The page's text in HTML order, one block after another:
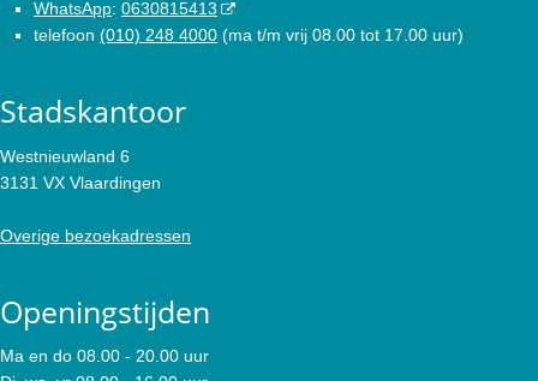
WhatsApp: 0630815413
telefoon (010) 248 4000 (ma t/m vrij 08.00 tot 17.00 uur)
Stadskantoor
Westnieuwland 6
3131 VX Vlaardingen
Overige bezoekadressen
Openingstijden
Ma en do 08.00 - 20.00 uur